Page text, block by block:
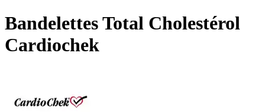
Bandelettes Total Cholestérol
Cardiochek